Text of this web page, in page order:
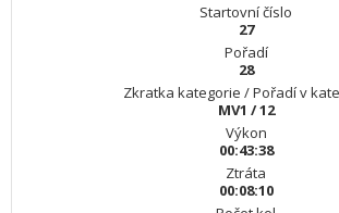
Startovní číslo
27
Pořadí
28
Zkratka kategorie / Pořadí v
MV1 / 12
Výkon
00:43:38
Ztráta
00:08:10